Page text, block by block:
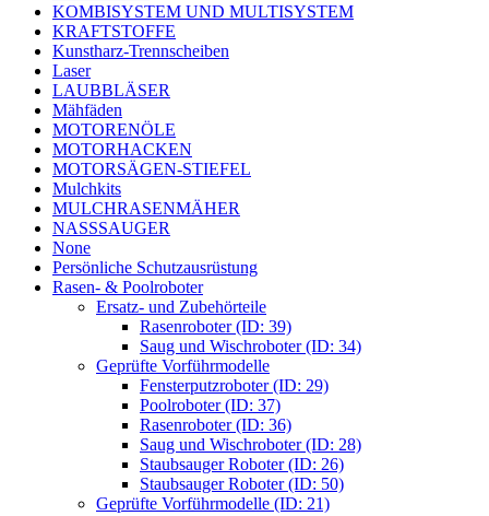
KOMBISYSTEM UND MULTISYSTEM
KRAFTSTOFFE
Kunstharz-Trennscheiben
Laser
LAUBBLÄSER
Mähfäden
MOTORENÖLE
MOTORHACKEN
MOTORSÄGEN-STIEFEL
Mulchkits
MULCHRASENMÄHER
NASSSAUGER
None
Persönliche Schutzausrüstung
Rasen- & Poolroboter
Ersatz- und Zubehörteile
Rasenroboter (ID: 39)
Saug und Wischroboter (ID: 34)
Geprüfte Vorführmodelle
Fensterputzroboter (ID: 29)
Poolroboter (ID: 37)
Rasenroboter (ID: 36)
Saug und Wischroboter (ID: 28)
Staubsauger Roboter (ID: 26)
Staubsauger Roboter (ID: 50)
Geprüfte Vorführmodelle (ID: 21)